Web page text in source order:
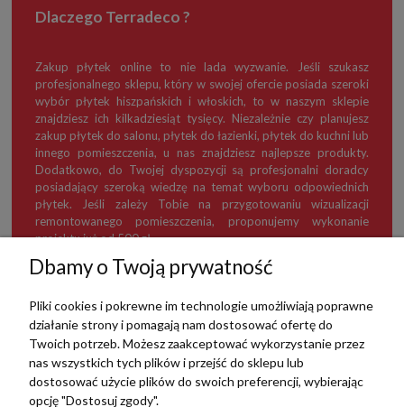
Dlaczego Terradeco ?
Zakup płytek online to nie lada wyzwanie. Jeśli szukasz
profesjonalnego sklepu, który w swojej ofercie posiada szeroki
wybór płytek hiszpańskich i włoskich, to w naszym sklepie
znajdziesz ich kilkadziesiąt tysięcy. Niezależnie czy planujesz
zakup płytek do salonu, płytek do łazienki, płytek do kuchni lub
innego pomieszczenia, u nas znajdziesz najlepsze produkty.
Dodatkowo, do Twojej dyspozycji są profesjonalni doradcy
posiadający szeroką wiedzę na temat wyboru odpowiednich
płytek. Jeśli zależy Tobie na przygotowaniu wizualizacji
remontowanego pomieszczenia, proponujemy wykonanie
projektu już od 500 zł.
TERRADECO
BAZA WIEDZY
Dbamy o Twoją prywatność
Pliki cookies i pokrewne im technologie umożliwiają poprawne
działanie strony i pomagają nam dostosować ofertę do
Twoich potrzeb. Możesz zaakceptować wykorzystanie przez
nas wszystkich tych plików i przejść do sklepu lub
dostosować użycie plików do swoich preferencji, wybierając
opcję "Dostosuj zgody".